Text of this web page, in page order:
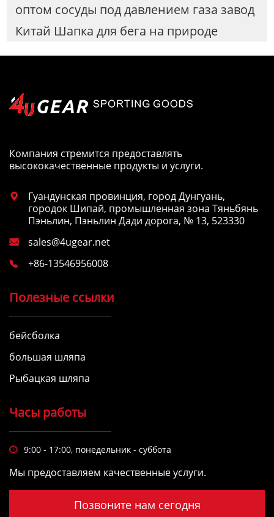
оптом сосуды под давлением газа завод
Китай Шапка для бега на природе
Компания стремится предоставлять
высококачественные продукты и услуги.

Гуандунская провинция, город Дунгуань,
городок Шипай, промышленная зона Тяньбянь
Пэньлин, Пэньлин Дади дорога, № 13, 523330
 sales@4ugear.net
 +86-13546956008
Полезные ссылки
бейсболка
большая шляпа
Рыбацкая шляпа
Часы работы
 9:00 - 17:00, понедельник - суббота
Мы предоставляем качественные услуги.
Позвоните нам сегодня